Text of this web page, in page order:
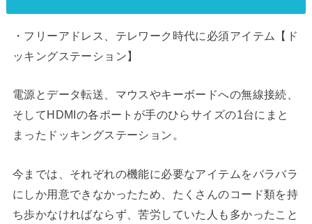
・フリーアドレス、テレワーク時代に必須アイテム【ド
ッキングステーション】
電源とデータ転送、マウスやキーボードへの無線接続、
そしてHDMIの各ポートが手のひらサイズの1台にまと
まったドッキングステーション。
今までは、それぞれの機能に必要なアイテムをバラバラ
にしか用意できなかったため、たくさんのコード類を持
ち歩かなければならず、苦労していた人も多かったこと